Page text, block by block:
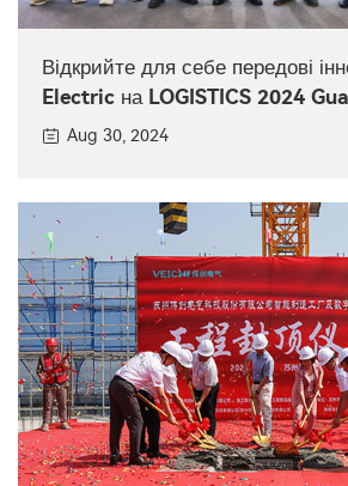
Відкрийте для себе передові
Electric на LOGISTICS 2024
Aug 30, 2024